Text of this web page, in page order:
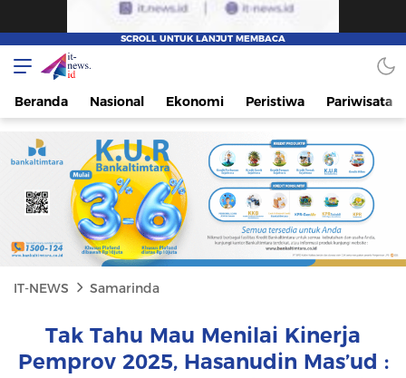
IT-NEWS
Update Cepat, Cerdas, dan Terpercaya
Beranda Nasional Ekonomi Peristiwa Pariwisata
IT-NEWS Samarinda
Tak Tahu Mau Menilai Kinerja
Pemprov 2025, Hasanudin Mas’ud :